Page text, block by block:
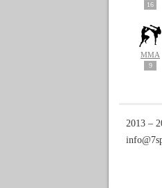
16
MMA
9
2013 ‒